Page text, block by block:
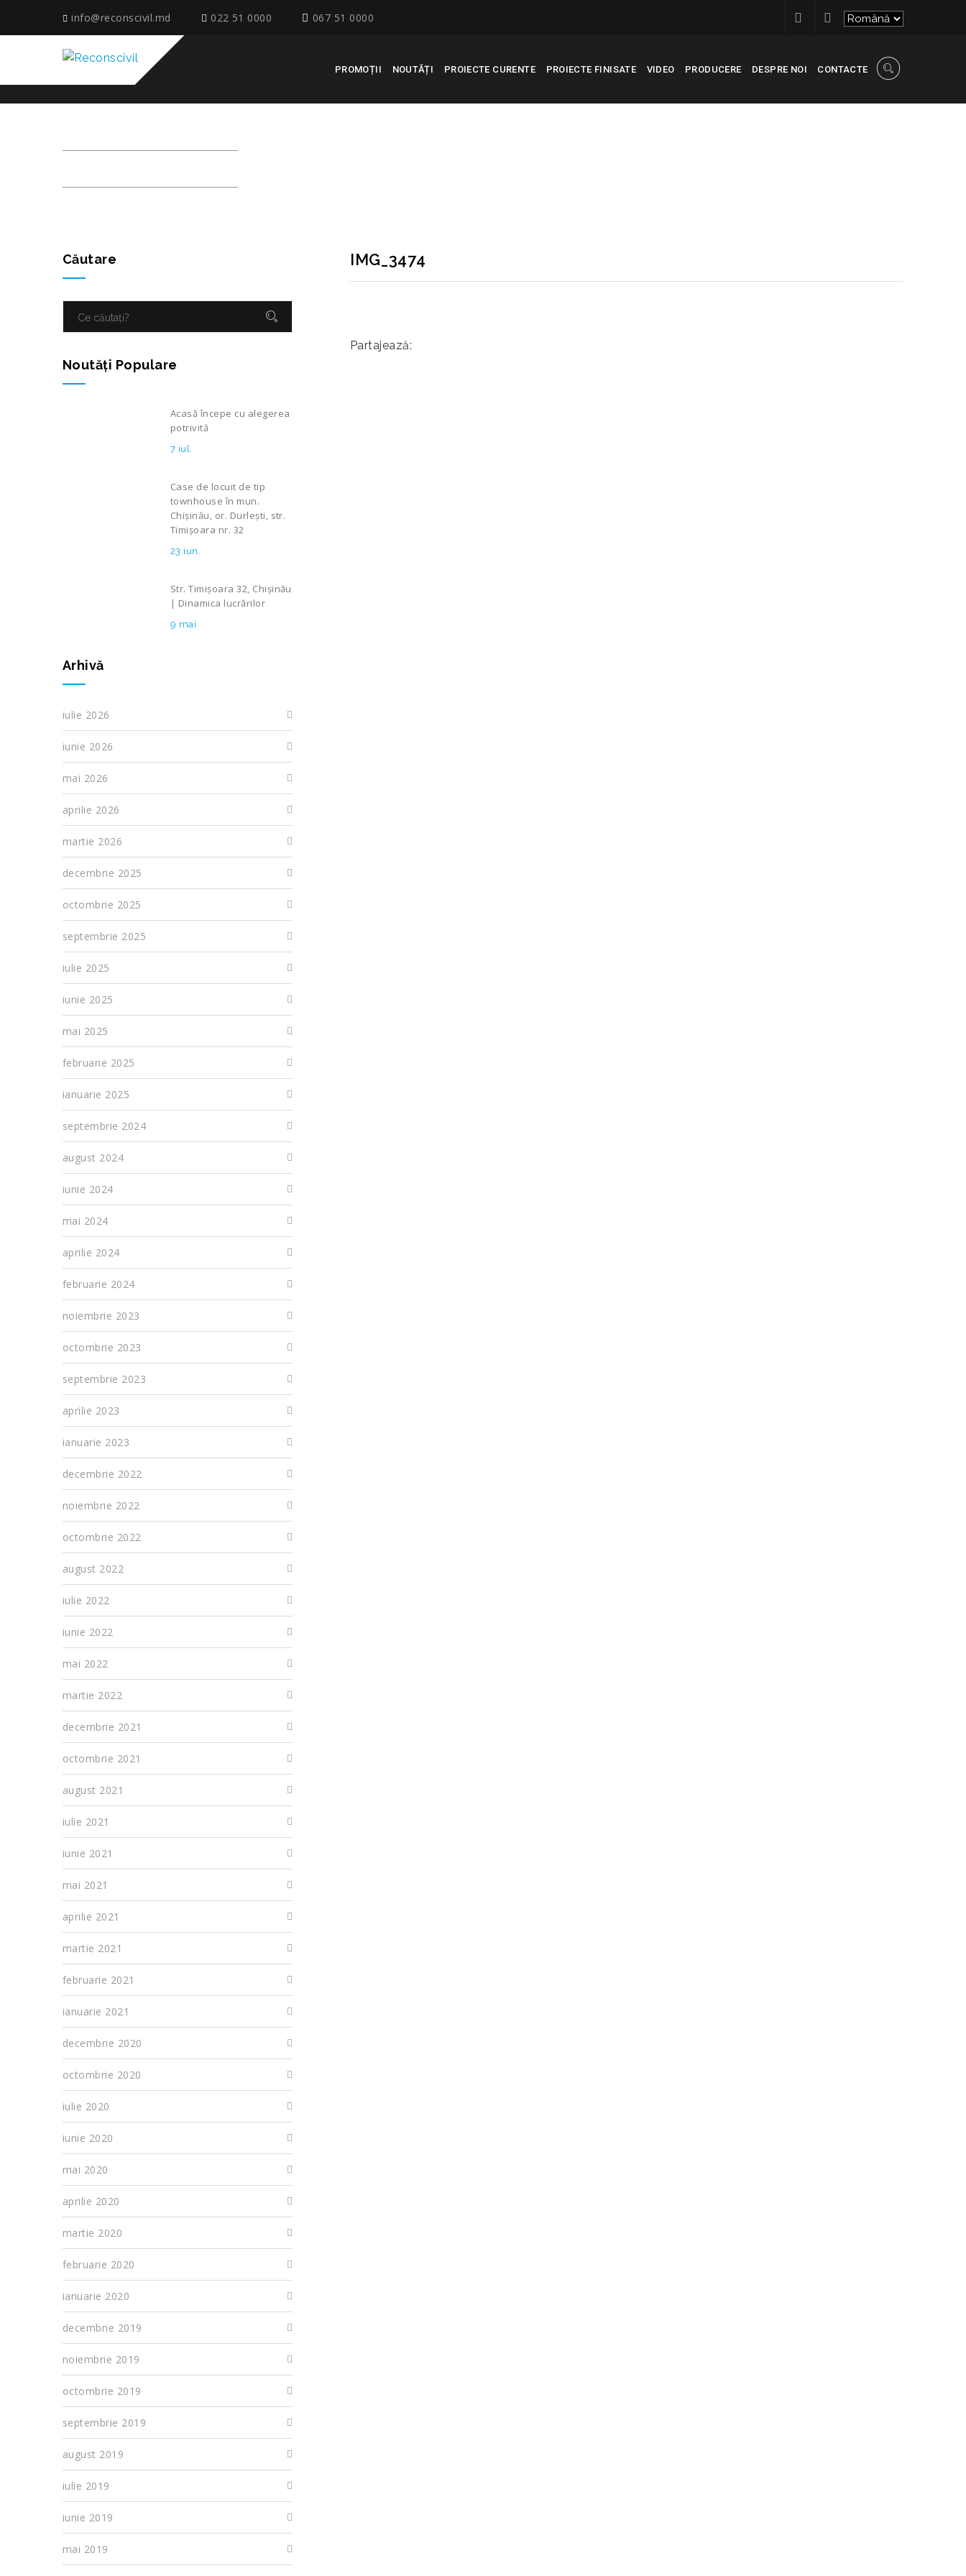
info@reconscivil.md 022 51 0000 067 51 0000
PROMOȚII NOUTĂȚI PROIECTE CURENTE PROIECTE FINISATE VIDEO PRODUCERE DESPRE NOI CONTACTE
Căutare
Noutăţi Populare
Acasă începe cu alegerea
potrivită
7 iul.
Case de locuit de tip
townhouse în mun.
Chișinău, or. Durlești, str.
Timișoara nr. 32
23 iun.
Str. Timișoara 32, Chișinău
| Dinamica lucrărilor
9 mai
Arhivă
iulie 2026
iunie 2026
mai 2026
aprilie 2026
martie 2026
decembrie 2025
octombrie 2025
septembrie 2025
iulie 2025
iunie 2025
mai 2025
februarie 2025
ianuarie 2025
septembrie 2024
august 2024
iunie 2024
mai 2024
aprilie 2024
februarie 2024
noiembrie 2023
octombrie 2023
septembrie 2023
aprilie 2023
ianuarie 2023
decembrie 2022
noiembrie 2022
octombrie 2022
august 2022
iulie 2022
iunie 2022
mai 2022
martie 2022
decembrie 2021
octombrie 2021
august 2021
iulie 2021
iunie 2021
mai 2021
aprilie 2021
martie 2021
februarie 2021
ianuarie 2021
decembrie 2020
octombrie 2020
iulie 2020
iunie 2020
mai 2020
aprilie 2020
martie 2020
februarie 2020
ianuarie 2020
decembrie 2019
noiembrie 2019
octombrie 2019
septembrie 2019
august 2019
iulie 2019
iunie 2019
mai 2019
IMG_3474
Partajează: